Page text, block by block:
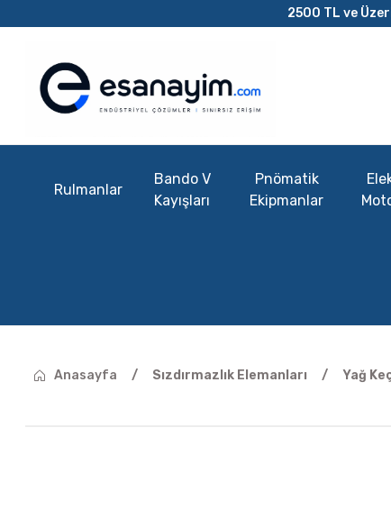
2500 TL ve
Rulmanlar
Bando V
Kayışları
Pnömatik
Ekipmanlar
Anasayfa Sızdırmazlık Elemanları Yağ